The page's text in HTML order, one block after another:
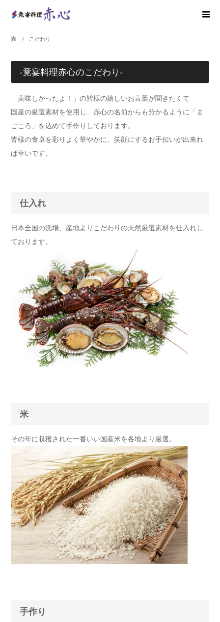
こだわり
-竟宴料理赤心のこだわり-
「美味しかったよ！」の皆様の嬉しいお言葉が聞きたくて
国産の厳選素材を使用し、赤心の名前からも分かるように「ま
ごころ」を込めて手作りしております。
皆様の食卓を彩りよく華やかに、笑顔にするお手伝いが出来れ
ば幸いです。
仕入れ
日本全国の漁場、産地よりこだわりの天然厳選素材を仕入れし
ております。
米
その年に収穫された一番いい国産米を各地より厳選。
手作り